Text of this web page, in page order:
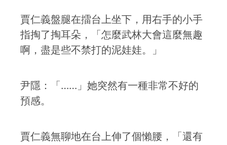
賈仁義盤腿在擂台上坐下，用右手的小手
指掏了掏耳朵，「怎麼武林大會這麼無趣
啊，盡是些不禁打的泥娃娃。」
尹隱：「……」她突然有一種非常不好的
預感。
賈仁義無聊地在台上伸了個懶腰，「還有